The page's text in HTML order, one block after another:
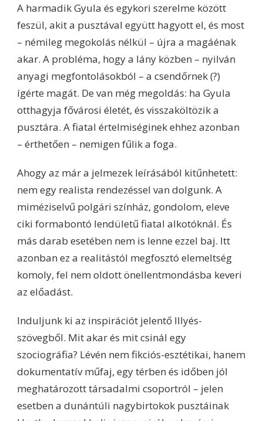
A harmadik Gyula és egykori szerelme között
feszül, akit a pusztával együtt hagyott el, és most
– némileg megokolás nélkül – újra a magáénak
akar. A probléma, hogy a lány közben – nyilván
anyagi megfontolásokból – a csendőrnek (?)
ígérte magát. De van még megoldás: ha Gyula
otthagyja fővárosi életét, és visszaköltözik a
pusztára. A fiatal értelmiséginek ehhez azonban
– érthetően – nemigen fűlik a foga.
Ahogy az már a jelmezek leírásából kitűnhetett:
nem egy realista rendezéssel van dolgunk. A
miméziselvű polgári színház, gondolom, eleve
ciki formabontó lendületű fiatal alkotóknál. És
más darab esetében nem is lenne ezzel baj. Itt
azonban ez a realitástól megfosztó elemeltség
komoly, fel nem oldott önellentmondásba keveri
az előadást.
Induljunk ki az inspirációt jelentő Illyés-
szövegből. Mit akar és mit csinál egy
szociográfia? Lévén nem fikciós-esztétikai, hanem
dokumentatív műfaj, egy térben és időben jól
meghatározott társadalmi csoportról – jelen
esetben a dunántúli nagybirtokok pusztáinak